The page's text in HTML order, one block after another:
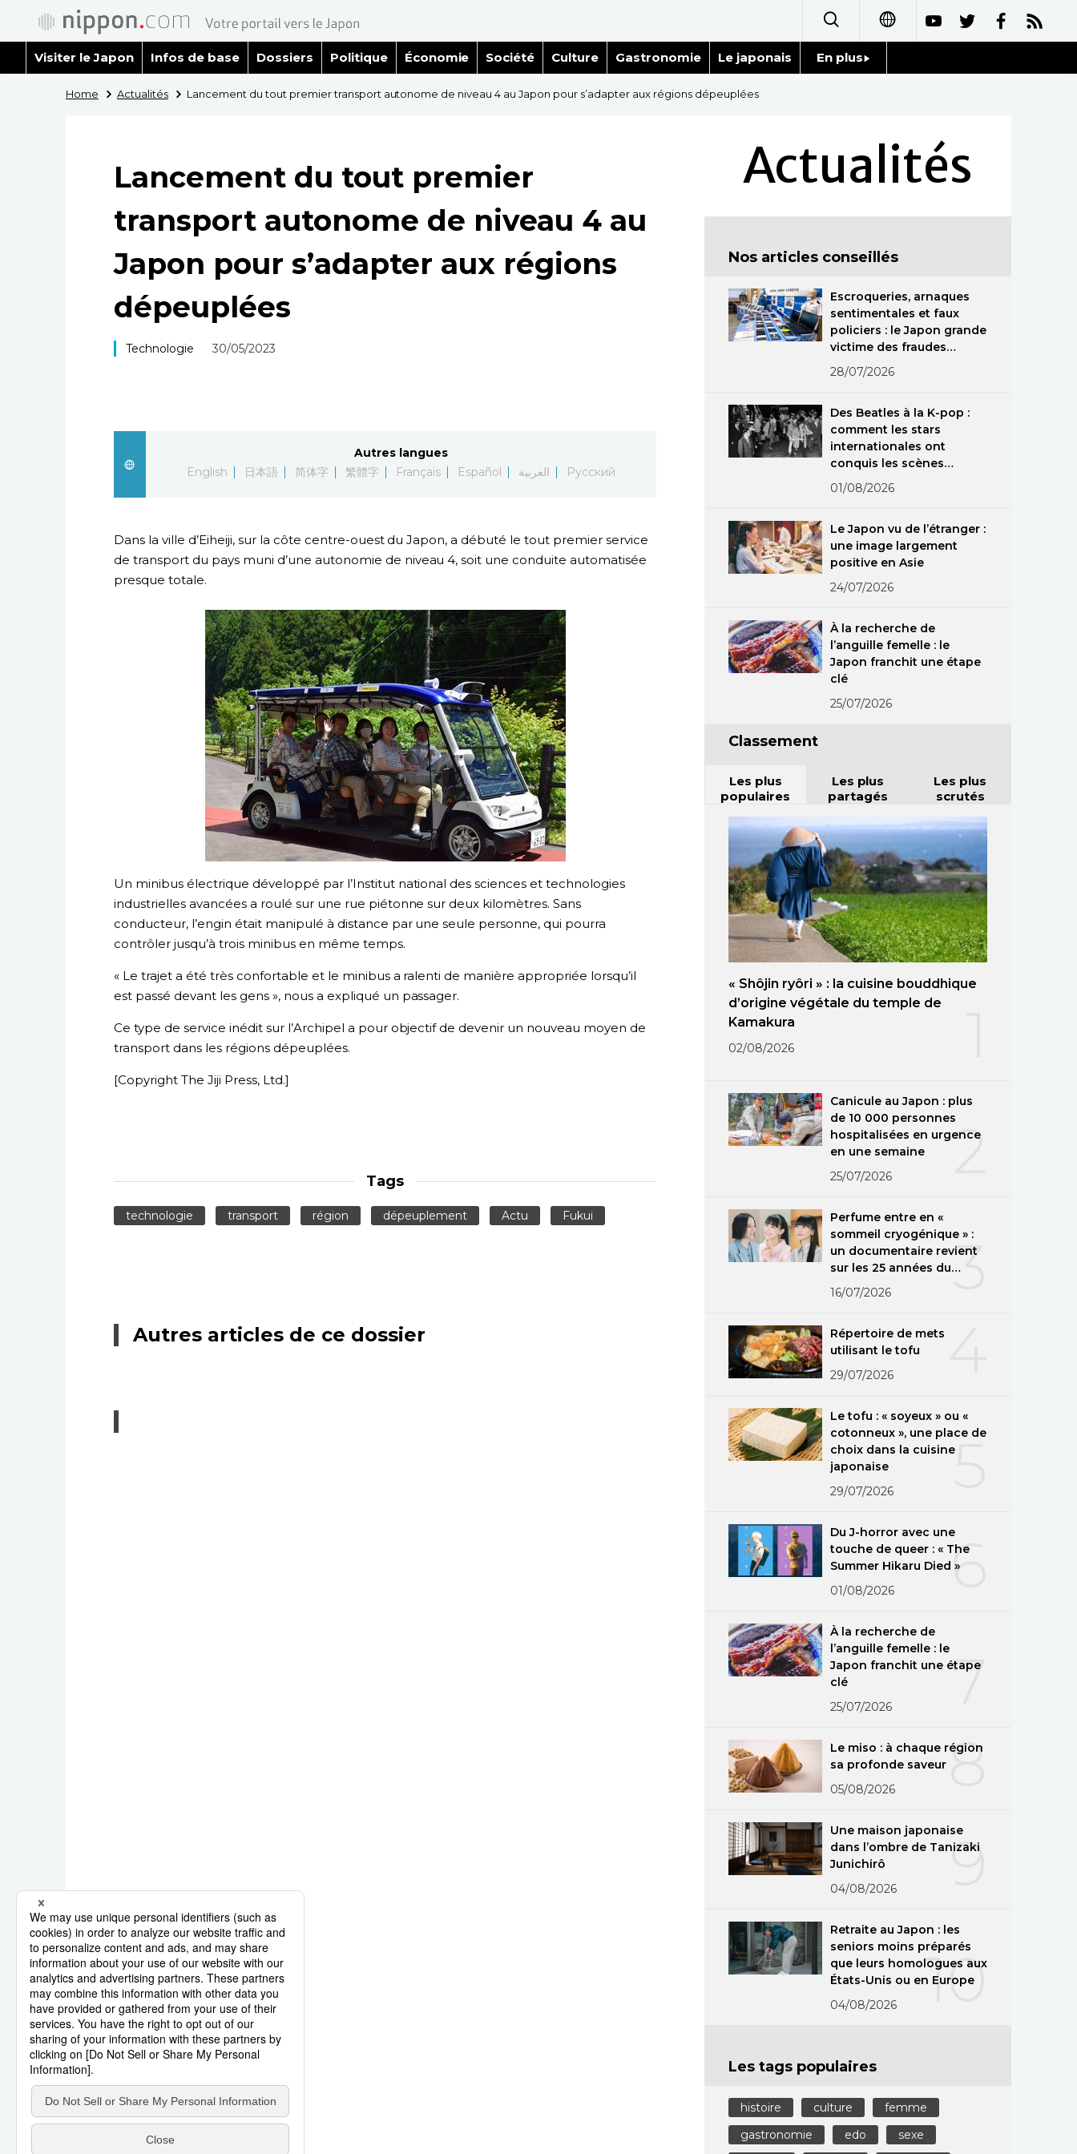
简体字
繁體字
العربية
Русский
Visiter le Japon Infos de base Dossiers Politique Économie Société Culture Gastronomie Le japonais En plus
Personnages
Chroniques
Images
Vidéos
Tokyo
Home Actualités Lancement du tout premier transport autonome de niveau 4 au Japon pour s’adapter aux régions dépeuplées
Lancement du tout premier
transport autonome de niveau 4 au
Japon pour s’adapter aux régions
dépeuplées
Technologie 30/05/2023
Autres langues
English
日本語 简体字 繁體字 Français Español العربية Русский
Dans la ville d’Eiheiji, sur la côte centre-ouest du Japon, a débuté le tout premier service
de transport du pays muni d’une autonomie de niveau 4, soit une conduite automatisée
presque totale.
Un minibus électrique développé par l’Institut national des sciences et technologies
industrielles avancées a roulé sur une rue piétonne sur deux kilomètres. Sans
conducteur, l’engin était manipulé à distance par une seule personne, qui pourra
contrôler jusqu’à trois minibus en même temps.
« Le trajet a été très confortable et le minibus a ralenti de manière appropriée lorsqu’il
est passé devant les gens », nous a expliqué un passager.
Ce type de service inédit sur l’Archipel a pour objectif de devenir un nouveau moyen de
transport dans les régions dépeuplées.
[Copyright The Jiji Press, Ltd.]
Tags
technologie transport région dépeuplement Actu Fukui
Autres articles de ce dossier
Actualités
Nos articles conseillés
Escroqueries, arnaques
sentimentales et faux
policiers : le Japon grande
victime des fraudes
spécialisées
28/07/2026
Des Beatles à la K-pop :
comment les stars
internationales ont
conquis les scènes
japonaises
01/08/2026
Le Japon vu de l’étranger :
une image largement
positive en Asie
24/07/2026
À la recherche de
l’anguille femelle : le
Japon franchit une étape
clé
25/07/2026
Classement
Les plus
populaires
Les plus
partagés
Les plus
scrutés
« Shôjin ryôri » : la cuisine bouddhique
d’origine végétale du temple de
Kamakura
02/08/2026
2
Canicule au Japon : plus
de 10 000 personnes
hospitalisées en urgence
en une semaine
25/07/2026
3
Perfume entre en «
sommeil cryogénique » :
un documentaire revient
sur les 25 années du
groupe
16/07/2026
Répertoire de mets
utilisant le tofu
29/07/2026
5
Le tofu : « soyeux » ou «
cotonneux », une place de
choix dans la cuisine
japonaise
29/07/2026
6
Du J-horror avec une
touche de queer : « The
Summer Hikaru Died »
01/08/2026
7
À la recherche de
l’anguille femelle : le
Japon franchit une étape
clé
25/07/2026
8
Le miso : à chaque région
sa profonde saveur
05/08/2026
9
Une maison japonaise
dans l’ombre de Tanizaki
Junichirô
04/08/2026
10
Retraite au Japon : les
seniors moins préparés
que leurs homologues aux
États-Unis ou en Europe
04/08/2026
Les tags populaires
histoire culture
femme
gastronomie
edo sexe